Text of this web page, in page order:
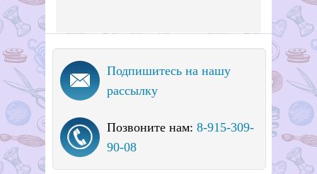
Подпишитесь на нашу
рассылку
Позвоните нам: 8-915-309-
90-08